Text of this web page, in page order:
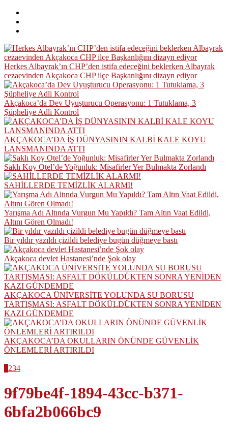
Herkes Albayrak’ın CHP’den istifa edeceğini beklerken Albayrak
cezaevinden Akçakoca CHP ilçe Başkanlığını dizayn ediyor
Akçakoca’da Dev Uyuşturucu Operasyonu: 1 Tutuklama, 3
Şüpheliye Adli Kontrol
AKÇAKOCA’DA İŞ DÜNYASININ KALBİ KALE KOYU
LANSMANINDA ATTI
Saklı Koy Otel’de Yoğunluk: Misafirler Yer Bulmakta Zorlandı
SAHİLLERDE TEMİZLİK ALARMI!
Yarışma Adı Altında Vurgun Mu Yapıldı? Tam Altın Vaat Edildi,
Altını Gören Olmadı!
Bir yıldır yazıldı çizildi belediye bugün düğmeye bastı
Akçakoca devlet Hastanesi’nde Şok olay
AKÇAKOCA ÜNİVERSİTE YOLUNDA SU BORUSU
TARTIŞMASI: ASFALT DÖKÜLDÜKTEN SONRA YENİDEN
KAZI GÜNDEMDE
AKÇAKOCA’DA OKULLARIN ÖNÜNDE GÜVENLİK
ÖNLEMLERİ ARTIRILDI
234
9f79be4f-1894-43cc-b371-
6bfa2b066bc9